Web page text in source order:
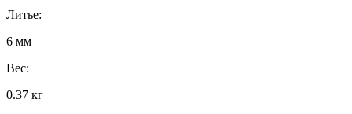
Литье:
6 мм
Вес:
0.37 кг